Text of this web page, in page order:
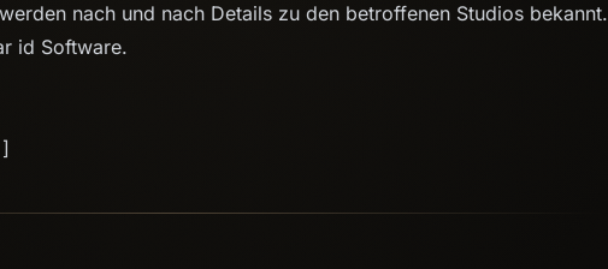
nach und nach Details zu den betroffenen Studios bekannt.
id Software.
]